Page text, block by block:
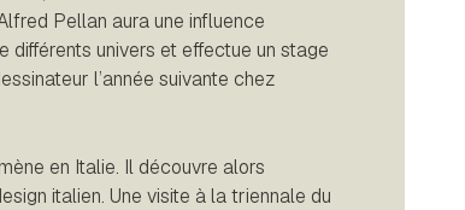
Pellan aura une influence
différents univers et effectue un stage
l’année suivante chez
en Italie. Il découvre alors
italien. Une visite à la triennale du